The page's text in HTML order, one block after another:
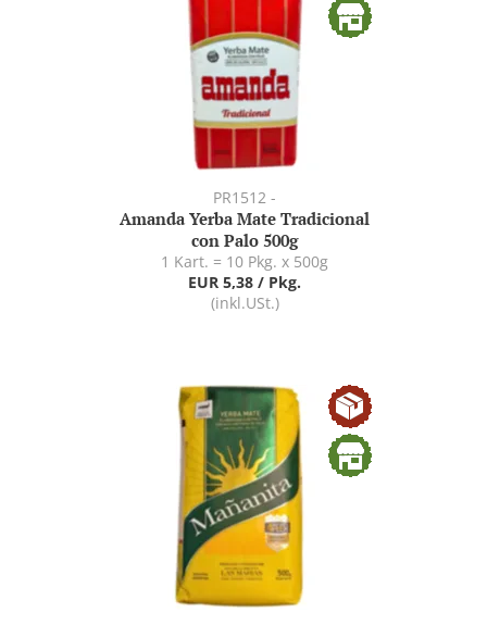
PR1512 -
Amanda Yerba Mate Tradicional
con Palo 500g
1 Kart. = 10 Pkg. x 500g
EUR 5,38 / Pkg.
(inkl.USt.)